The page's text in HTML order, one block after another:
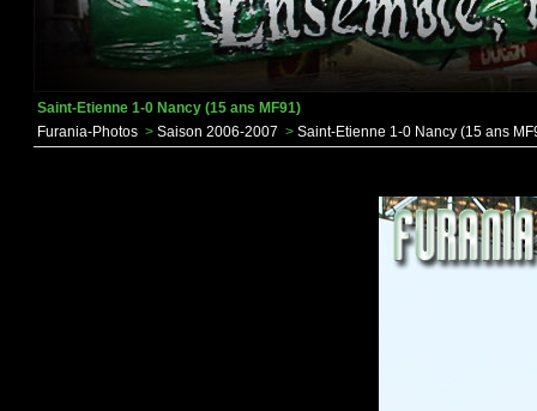
Saint-Etienne 1-0 Nancy (15 ans MF91)
Furania-Photos > Saison 2006-2007 > Saint-Etienne 1-0 Nancy (15 ans